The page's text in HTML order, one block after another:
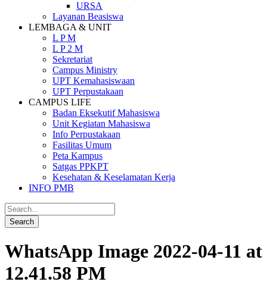
URSA
Layanan Beasiswa
LEMBAGA & UNIT
L P M
L P 2 M
Sekretariat
Campus Ministry
UPT Kemahasiswaan
UPT Perpustakaan
CAMPUS LIFE
Badan Eksekutif Mahasiswa
Unit Kegiatan Mahasiswa
Info Perpustakaan
Fasilitas Umum
Peta Kampus
Satgas PPKPT
Kesehatan & Keselamatan Kerja
INFO PMB
WhatsApp Image 2022-04-11 at
12.41.58 PM